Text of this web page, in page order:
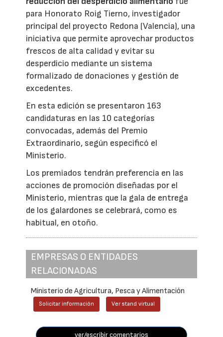
para Honorato Roig Tierno, investigador
principal del proyecto Redona (Valencia), una
iniciativa que permite aprovechar productos
frescos de alta calidad y evitar su
desperdicio mediante un sistema
formalizado de donaciones y gestión de
excedentes.
En esta edición se presentaron 163
candidaturas en las 10 categorías
convocadas, además del Premio
Extraordinario, según especificó el
Ministerio.
Los premiados tendrán preferencia en las
acciones de promoción diseñadas por el
Ministerio, mientras que la gala de entrega
de los galardones se celebrará, como es
habitual, en otoño.
EMPRESAS O ENTIDADES
RELACIONADAS
Ministerio de Agricultura, Pesca y Alimentación
Solicitar información Ver stand virtual
ver/escribir comentarios